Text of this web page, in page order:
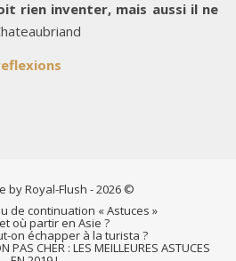
rien inventer, mais aussi il ne
by Royal-Flush - 2026 ©
de continuation « Astuces »
où partir en Asie ?
on échapper à la turista ?
PAS CHER : LES MEILLEURES ASTUCES